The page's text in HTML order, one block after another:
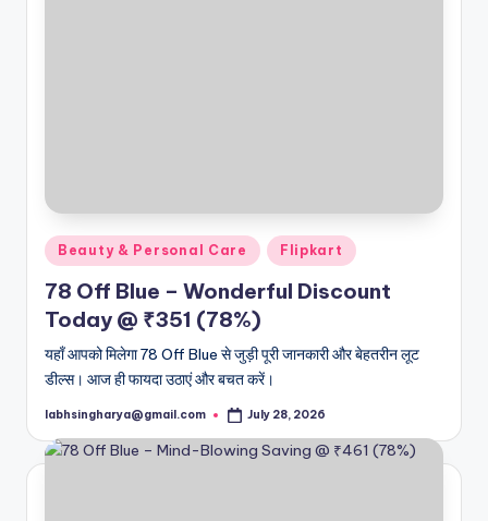
Posted
in
Beauty & Personal Care Flipkart
78 Off Blue – Wonderful Discount
Today @ ₹351 (78%)
यहाँ आपको मिलेगा 78 Off Blue से जुड़ी पूरी जानकारी और बेहतरीन लूट
डील्स। आज ही फायदा उठाएं और बचत करें।
Posted
labhsingharya@gmail.com July 28, 2026